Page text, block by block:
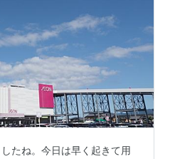
たね。今日は早く起きて用